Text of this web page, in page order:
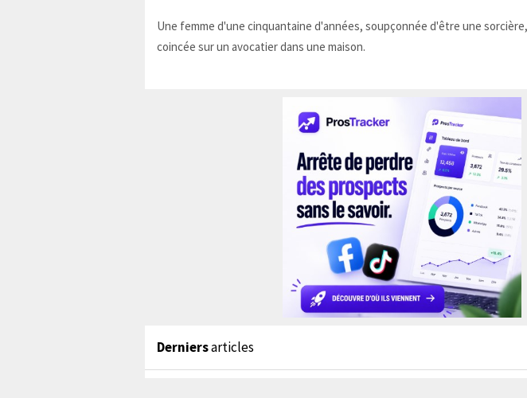
Une femme d'une cinquantaine d'années, soupçonnée d'être une
coincée sur un avocatier dans une maison.
Derniersarticles